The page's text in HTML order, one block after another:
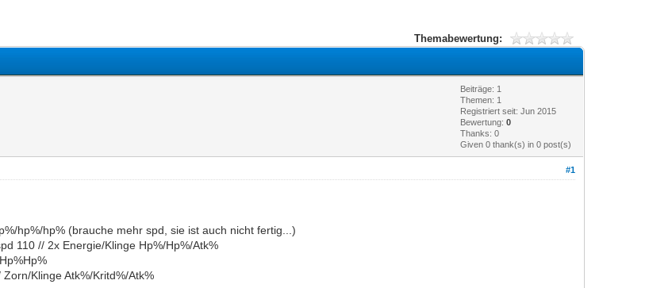
Themabewertung:
Beiträge: 1
Themen: 1
Registriert seit: Jun 2015
Bewertung:0
Thanks: 0
Given 0 thank(s) in 0 post(s)
#1
hp%/hp% (brauche mehr spd, sie ist auch nicht fertig...)
110 // 2x Energie/Klinge Hp%/Hp%/Atk%
Klinge Atk%/Kritd%/Atk%